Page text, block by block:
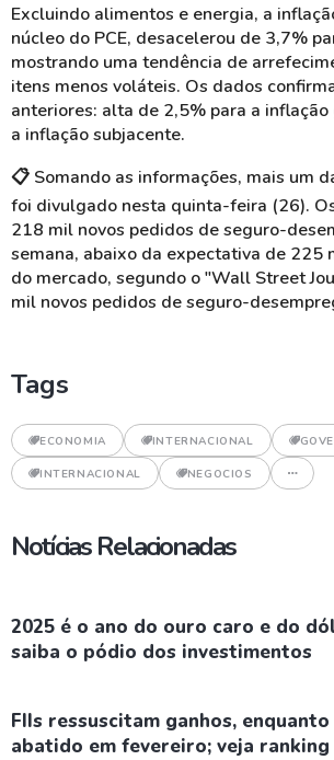
Excluindo alimentos e energia, a
núcleo do PCE, desacelerou de 3,7%
mostrando uma tendência de
itens menos voláteis. Os dados
anteriores: alta de 2,5% para a
a inflação subjacente.
📋 Somando as informações, mais um
foi divulgado nesta quinta-feira (26).
218 mil novos pedidos de seguro-
semana, abaixo da expectativa de 225
do mercado, segundo o "Wall Street
mil novos pedidos de seguro-
Tags
ECONOMIA INTERNACIONAL
INTERNACIONAL NEGOCIOS
Notícias Relacionadas
2025 é o ano do ouro caro e do
saiba o pódio dos investimentos
FIIs ressuscitam ganhos,
abatido em fevereiro; veja ranking